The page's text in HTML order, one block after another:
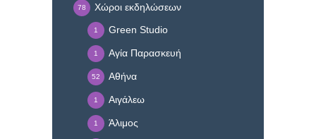
Χώροι εκδηλώσεων
78
Green Studio
1
Αγία Παρασκευή
1
Αθήνα
52
Αιγάλεω
1
Άλιμος
1